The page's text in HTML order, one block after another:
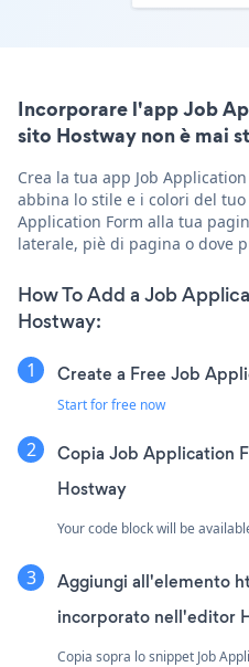
Incorporare l'app Job
sito Hostway non è mai
Crea la tua app Job
abbina lo stile e i colori del
Application Form alla tua
laterale, piè di pagina o dove
How To Add a Job
Hostway:
Create a Free Job
Start for free now
Copia Job Application
Hostway
Your code block will be
Aggiungi all'elemento
incorporato nell'editor
Copia sopra lo snippet Job